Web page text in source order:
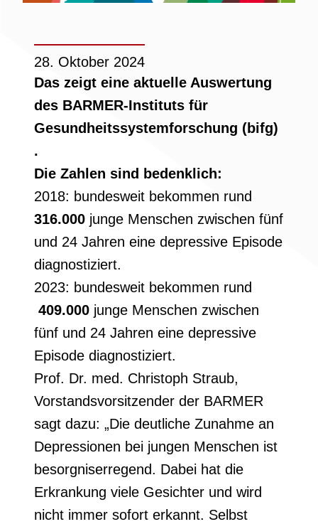
28. Oktober 2024
Das zeigt eine aktuelle Auswertung
des BARMER-Instituts für
Gesundheitssystemforschung (bifg)
.
Die Zahlen sind bedenklich:
2018: bundesweit bekommen rund
316.000 junge Menschen zwischen fünf
und 24 Jahren eine depressive Episode
diagnostiziert.
2023: bundesweit bekommen rund
409.000 junge Menschen zwischen
fünf und 24 Jahren eine depressive
Episode diagnostiziert.
Prof. Dr. med. Christoph Straub,
Vorstandsvorsitzender der BARMER
sagt dazu: „Die deutliche Zunahme an
Depressionen bei jungen Menschen ist
besorgniserregend. Dabei hat die
Erkrankung viele Gesichter und wird
nicht immer sofort erkannt. Selbst